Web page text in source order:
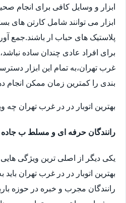
ابزار و وسایل کافی برای انجام
ابزار می توانند شامل کارتن های
پلاستیک های حباب ار باشند.جمع
برای افراد عادی چندان ساده
غرب تهران،به تمام این ابزار
بندی را کمترین زمان ممکن انجام
بهترین اتوبار در در غرب تهران چه
رانندگان حرفه ای و مسلط ب جاده
یکی دیگر از اصلی ترین ویژگی
بهترین اتوبار در در غرب تهران
رانندگان مجرب و خبره در حوزه